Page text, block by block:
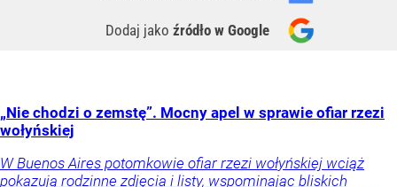
Dodaj jako źródło w Google
„Nie chodzi o zemstę”. Mocny apel w sprawie ofiar rzezi
wołyńskiej
W Buenos Aires potomkowie ofiar rzezi wołyńskiej wciąż
pokazują rodzinne zdjęcia i listy, wspominając bliskich